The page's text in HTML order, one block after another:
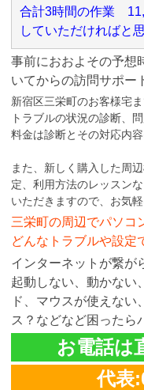
合計3時間の作業
していただければと
事前におおよその予想
いてからの訪問サポー
新宿区三栄町のお客様宅
トラブルの状況の診断、
料金は診断とその対応内容
また、新しく購入した周
定、利用方法のレッスン
いただきますので、お気軽
三栄町の周辺でパソコ
どんなトラブルや設定
インターネットが繋が
起動しない、動かない
ド、マウスが使えな
ス？などなど困ったら
お電話は
代表